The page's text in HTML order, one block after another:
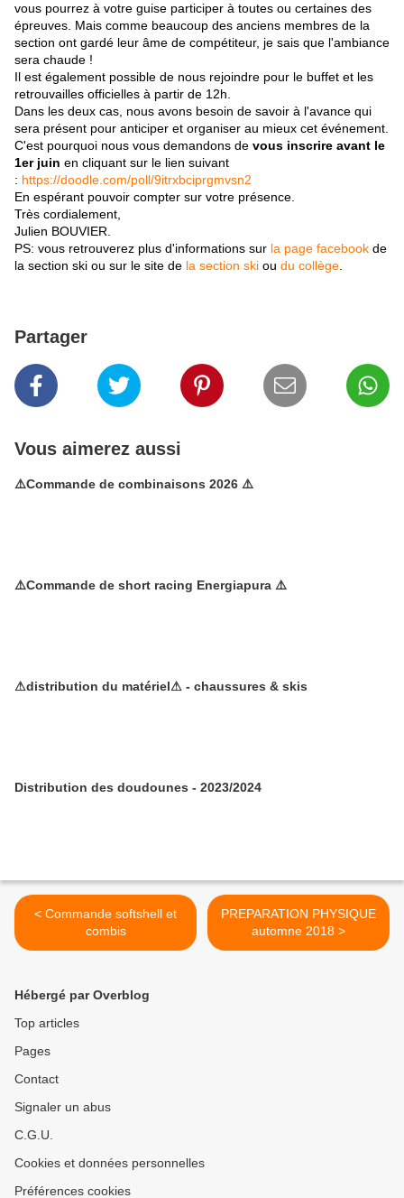
vous pourrez à votre guise participer à toutes ou certaines des
épreuves. Mais comme beaucoup des anciens membres de la
section ont gardé leur âme de compétiteur, je sais que l'ambiance
sera chaude !
Il est également possible de nous rejoindre pour le buffet et les
retrouvailles officielles à partir de 12h.
Dans les deux cas, nous avons besoin de savoir à l'avance qui
sera présent pour anticiper et organiser au mieux cet événement.
C'est pourquoi nous vous demandons de vous inscrire avant le
1er juin en cliquant sur le lien suivant
: https://doodle.com/poll/9itrxbciprgmvsn2
En espérant pouvoir compter sur votre présence.
Très cordialement,
Julien BOUVIER.
PS: vous retrouverez plus d'informations sur la page facebook de
la section ski ou sur le site de la section ski ou du collège
Partager
Vous aimerez aussi
⚠️Commande de combinaisons 2026 ⚠️
⚠️Commande de short racing Energiapura ⚠️
⚠distribution du matériel⚠ - chaussures & skis
Distribution des doudounes - 2023/2024
< Commande softshell et
combis
PREPARATION PHYSIQUE
automne 2018 >
Hébergé par Overblog
Top articles
Pages
Contact
Signaler un abus
C.G.U.
Cookies et données personnelles
Préférences cookies